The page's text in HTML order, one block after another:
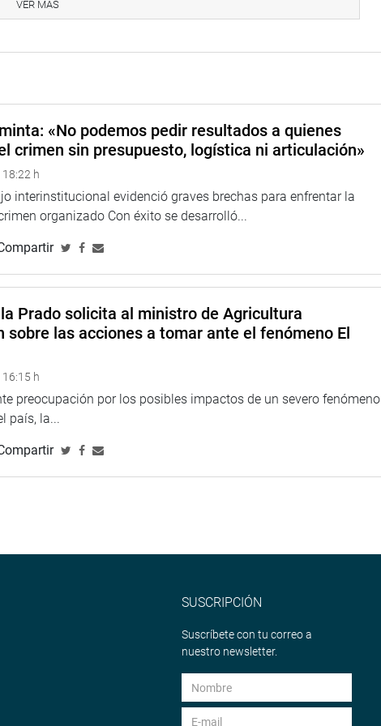
de oxígeno a los enfermos, solo funcionan en un 30%.
tanto, se sigue incrementando el índice de fallecidos. Ha
entienda que necesitamos oxígeno, incluso buscan
una planta de oxígeno como sucedió en Loreto”,
VER MÁS
«No podemos pedir resultados a quienes
crimen sin presupuesto, logística ni articulación»
h
interinstitucional evidenció graves brechas para enfrentar la
organizado Con éxito se desarrolló...
Prado solicita al ministro de Agricultura
sobre las acciones a tomar ante el fenómeno El
h
preocupación por los posibles impactos de un severo fenómeno
país, la...
SUSCRIPCIÓN
Suscríbete con tu correo a
nuestro newsletter.